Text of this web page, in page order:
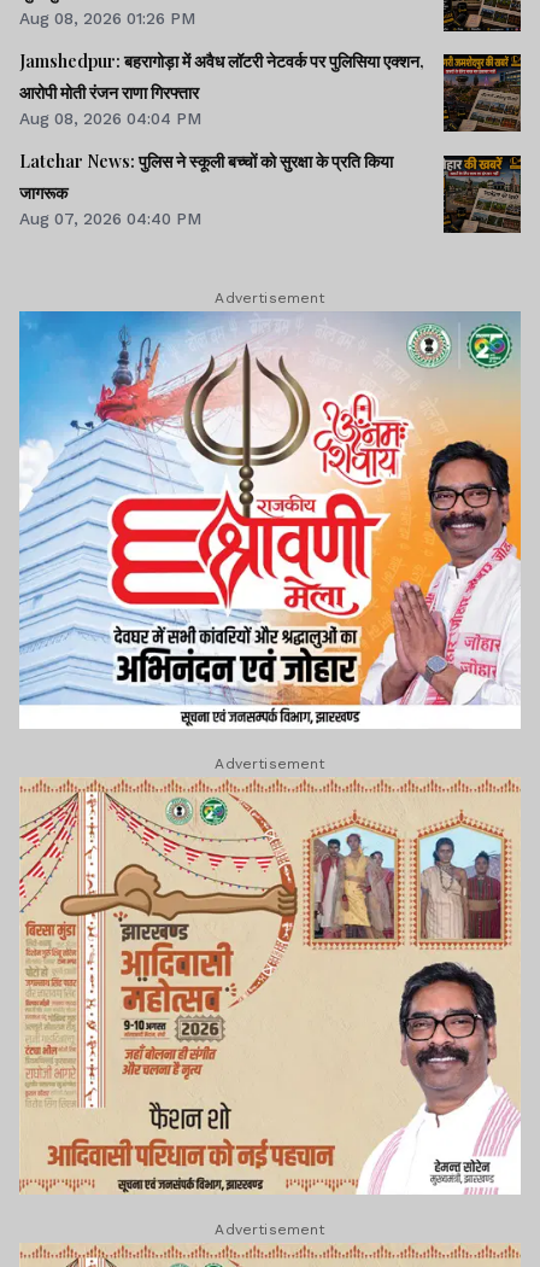
Aug 08, 2026 01:26 PM
Jamshedpur: बहरागोड़ा में अवैध लॉटरी नेटवर्क पर पुलिसिया एक्शन,
आरोपी मोती रंजन राणा गिरफ्तार
Aug 08, 2026 04:04 PM
Latehar News: पुलिस ने स्कूली बच्चों को सुरक्षा के प्रति किया
जागरूक
Aug 07, 2026 04:40 PM
Advertisement
Advertisement
Advertisement